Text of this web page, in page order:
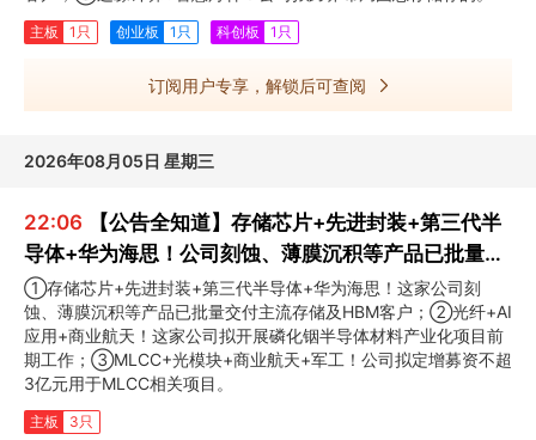
主板 1只 创业板 1只 科创板 1只
订阅用户专享，解锁后可查阅
2026年08月05日 星期三
22:06
【公告全知道】存储芯片+先进封装+第三代半
导体+华为海思！公司刻蚀、薄膜沉积等产品已批量交
付主流存储及HBM客户
①存储芯片+先进封装+第三代半导体+华为海思！这家公司刻
蚀、薄膜沉积等产品已批量交付主流存储及HBM客户；②光纤+AI
应用+商业航天！这家公司拟开展磷化铟半导体材料产业化项目前
期工作；③MLCC+光模块+商业航天+军工！公司拟定增募资不超
3亿元用于MLCC相关项目。
主板 3只